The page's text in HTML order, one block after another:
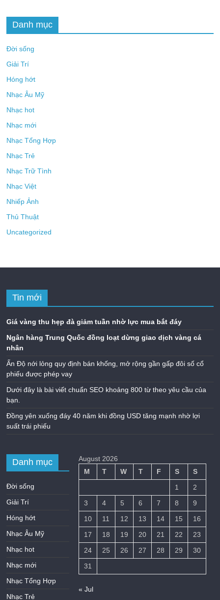
Danh mục
Đời sống
Giải Trí
Hóng hớt
Nhạc Âu Mỹ
Nhạc hot
Nhạc mới
Nhạc Tổng Hợp
Nhạc Trẻ
Nhạc Trữ Tình
Nhạc Việt
Nhiếp Ảnh
Thủ Thuật
Uncategorized
Tin mới
Giá vàng thu hẹp đà giảm tuần nhờ lực mua bắt đáy
Ngân hàng Trung Quốc đồng loạt dừng giao dịch vàng cá
nhân
Ấn Độ nới lỏng quy định bán khống, mở rộng gần gấp đôi số cổ
phiếu được phép vay
Dưới đây là bài viết chuẩn SEO khoảng 800 từ theo yêu cầu của
bạn.
Đồng yên xuống đáy 40 năm khi đồng USD tăng mạnh nhờ lợi
suất trái phiếu
Danh mục
Đời sống
Giải Trí
Hóng hớt
Nhạc Âu Mỹ
Nhạc hot
Nhạc mới
Nhạc Tổng Hợp
Nhạc Trẻ
August 2026
M
T W T F S
S
1
2
3
4 5 6 7 8
9
10
11 12 13 14 15
16
17
18 19 20 21 22
23
24
25 26 27 28 29
30
31
« Jul